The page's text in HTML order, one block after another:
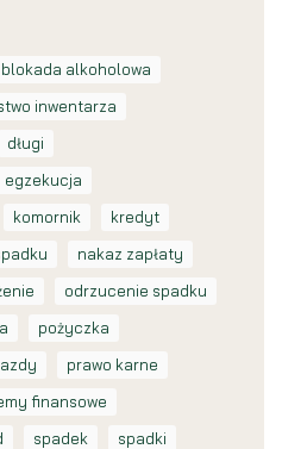
blokada alkoholowa
inwentarza
długi
egzekucja
komornik
kredyt
nakaz zapłaty
odrzucenie spadku
pożyczka
prawo karne
finansowe
spadek
spadki